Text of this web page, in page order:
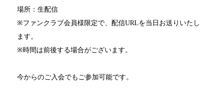
場所：生配信
※ファンクラブ会員様限定で、配信URLを当日お送りいたし
ます。
※時間は前後する場合がございます。
今からのご入会でもご参加可能です。